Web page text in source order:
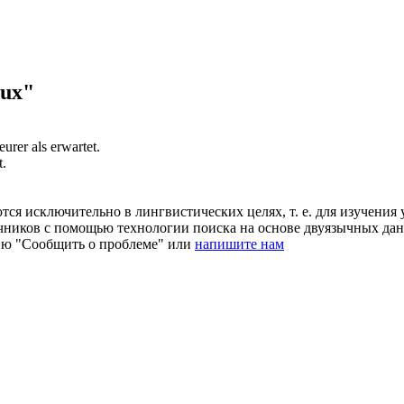
als erwartet.
исключительно в лингвистических целях, т. е. для
с помощью технологии поиска на основе двуязычных
"Сообщить о проблеме" или напишите нам